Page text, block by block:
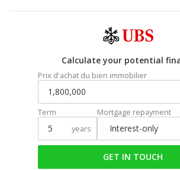
Calculate your potential
Prix d'achat du bien immobilier
Term
years
Mortgage repayment
GET IN TOUCH